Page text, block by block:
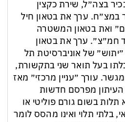
בצה״ל, שירת כקצין
במצ״ח. ערך את בטאון חיל
ואת בטאון המשטרה
חמ״צ״. ערך את בטאון
של אוניברסיטת תל
בעל תואר שני בתקשורת,
עורך ״עניין מרכזי״ מאז
1999. העיתון מפרסם חדשות
תלות בשום גורם פוליטי או
בלתי תלוי ואינו מהסס לומר